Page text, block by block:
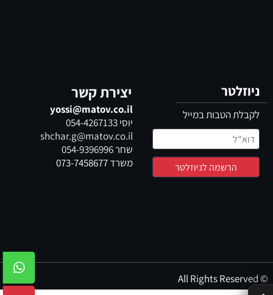
ניוזלטר
לקבלת הטבות במייל
יצירת קשר
yossi@matov.co.il
יוסי054-4267133
shchar.g@matov.co.il
שחר054-9396996
משרד073-7458677
© All Rights Reserved
✕